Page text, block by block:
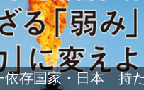
依存国家・日本 持